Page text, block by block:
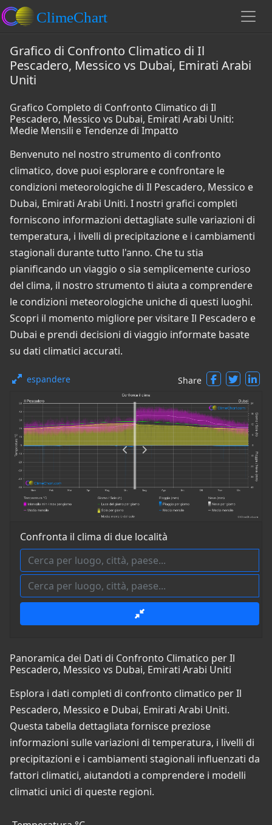
Grafico di Confronto Climatico di Il
Pescadero, Messico vs Dubai, Emirati Arabi
Uniti
Grafico Completo di Confronto Climatico di Il
Pescadero, Messico vs Dubai, Emirati Arabi Uniti:
Medie Mensili e Tendenze di Impatto
Benvenuto nel nostro strumento di confronto
climatico, dove puoi esplorare e confrontare le
condizioni meteorologiche di Il Pescadero, Messico e
Dubai, Emirati Arabi Uniti. I nostri grafici completi
forniscono informazioni dettagliate sulle variazioni di
temperatura, i livelli di precipitazione e i cambiamenti
stagionali durante tutto l'anno. Che tu stia
pianificando un viaggio o sia semplicemente curioso
del clima, il nostro strumento ti aiuta a comprendere
le condizioni meteorologiche uniche di questi luoghi.
Scopri il momento migliore per visitare Il Pescadero e
Dubai e prendi decisioni di viaggio informate basate
su dati climatici accurati.
espandere Share
Confronta il clima di due località
Panoramica dei Dati di Confronto Climatico per Il
Pescadero, Messico vs Dubai, Emirati Arabi Uniti
Esplora i dati completi di confronto climatico per Il
Pescadero, Messico e Dubai, Emirati Arabi Uniti.
Questa tabella dettagliata fornisce preziose
informazioni sulle variazioni di temperatura, i livelli di
precipitazioni e i cambiamenti stagionali influenzati da
fattori climatici, aiutandoti a comprendere i modelli
climatici unici di queste regioni.